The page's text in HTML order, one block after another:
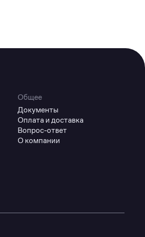
Общее
Документы
Оплата и доставка
Вопрос-ответ
О компании